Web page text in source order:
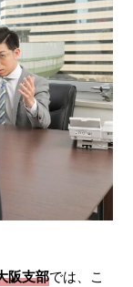
阪支部では、こ